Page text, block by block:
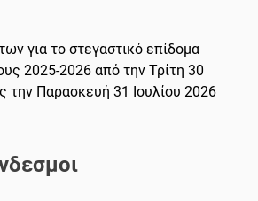
για το στεγαστικό επίδομα
2025-2026 από την Τρίτη 30
την Παρασκευή 31 Ιουλίου 2026